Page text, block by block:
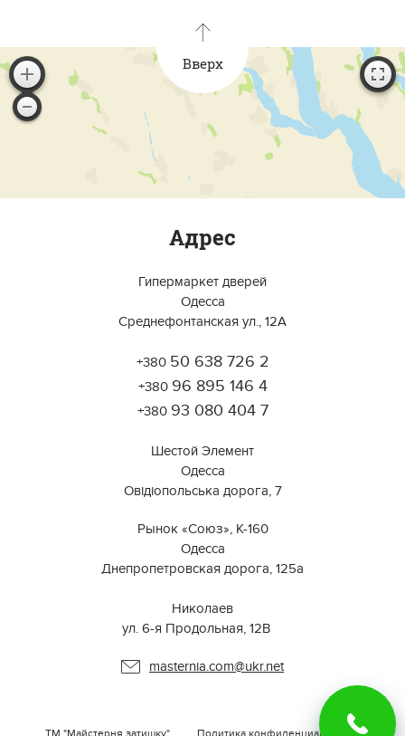
Работает на API 2ГИС
Для корректной работы Raster JS API нужен ключ. Помощь:
Вверх
Адрес
Гипермаркет дверей
Одесса
Среднефонтанская ул., 12А
+380 50 638 726 2
+380 96 895 146 4
+380 93 080 404 7
Шестой Элемент
Одесса
Овідіопольська дорога, 7
Рынок «Союз», К-160
Одесса
Днепропетровская дорога, 125а
Николаев
ул. 6-я Продольная, 12В ⠀
masternia.com@ukr.net
ТМ "Майстерня затишку" Политика конфиденциальности